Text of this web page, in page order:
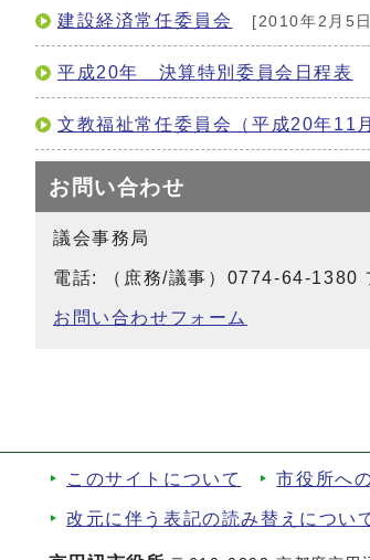
建設経済常任委員会 [2010年2月5
平成20年 決算特別委員会日程表
文教福祉常任委員会（平成20年11
お問い合わせ
議会事務局
電話: （庶務/議事）0774-64-1380
お問い合わせフォーム
このサイトについて 市役所へ
改元に伴う表記の読み替えについ